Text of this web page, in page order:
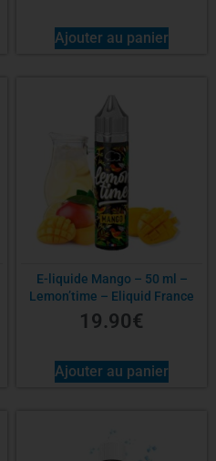
Ajouter au panier
E-liquide Mango – 50 ml –
Lemon’time – Eliquid France
19.90€
Ajouter au panier